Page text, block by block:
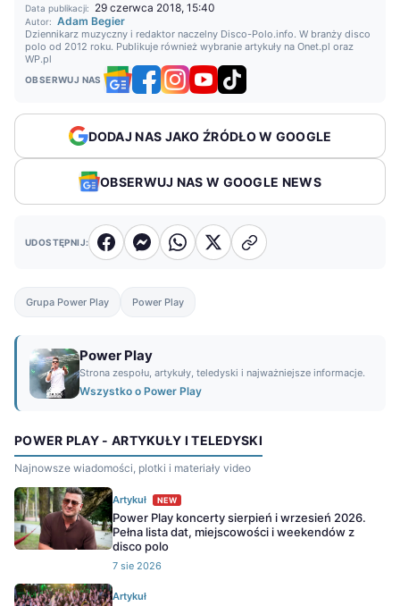
Data publikacji: 29 czerwca 2018, 15:40
Autor: Adam Begier
Dziennikarz muzyczny i redaktor naczelny Disco-Polo.info. W branży disco
polo od 2012 roku. Publikuje również wybranie artykuły na Onet.pl oraz
WP.pl
OBSERWUJ NAS
DODAJ NAS JAKO ŹRÓDŁO W GOOGLE
OBSERWUJ NAS W GOOGLE NEWS
UDOSTĘPNIJ:
Grupa Power Play Power Play
Power Play
Strona zespołu, artykuły, teledyski i najważniejsze informacje.
Wszystko o Power Play
POWER PLAY - ARTYKUŁY I TELEDYSKI
Najnowsze wiadomości, plotki i materiały video
Artykuł NEW
Power Play koncerty sierpień i wrzesień 2026.
Pełna lista dat, miejscowości i weekendów z
disco polo
7 sie 2026
Artykuł